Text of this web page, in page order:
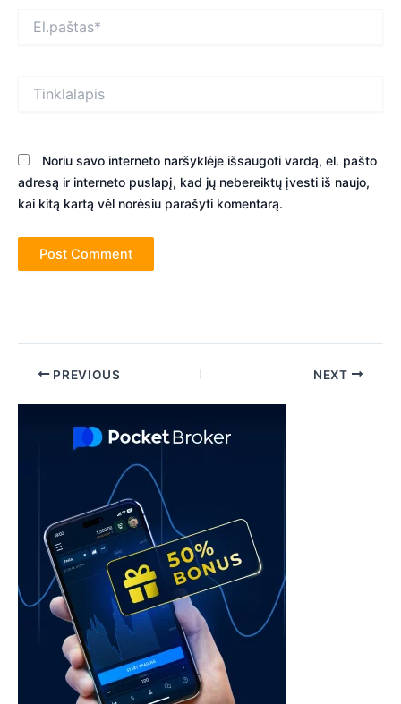
Noriu savo interneto naršyklėje išsaugoti vardą, el. pašto
adresą ir interneto puslapį, kad jų nebereiktų įvesti iš naujo,
kai kitą kartą vėl norėsiu parašyti komentarą.
Post PREVIOUS NEXT